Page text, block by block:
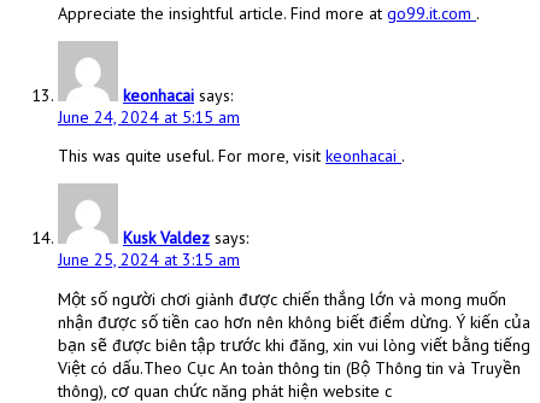
Appreciate the insightful article. Find more at go99.it.com .
keonhacai says:
June 24, 2024 at 5:15 am
This was quite useful. For more, visit keonhacai .
Kusk Valdez says:
June 25, 2024 at 3:15 am
Một số người chơi giành được chiến thắng lớn và mong muốn
nhận được số tiền cao hơn nên không biết điểm dừng. Ý kiến của
bạn sẽ được biên tập trước khi đăng, xin vui lòng viết bằng tiếng
Việt có dấu.Theo Cục An toàn thông tin (Bộ Thông tin và Truyền
thông), cơ quan chức năng phát hiện website c